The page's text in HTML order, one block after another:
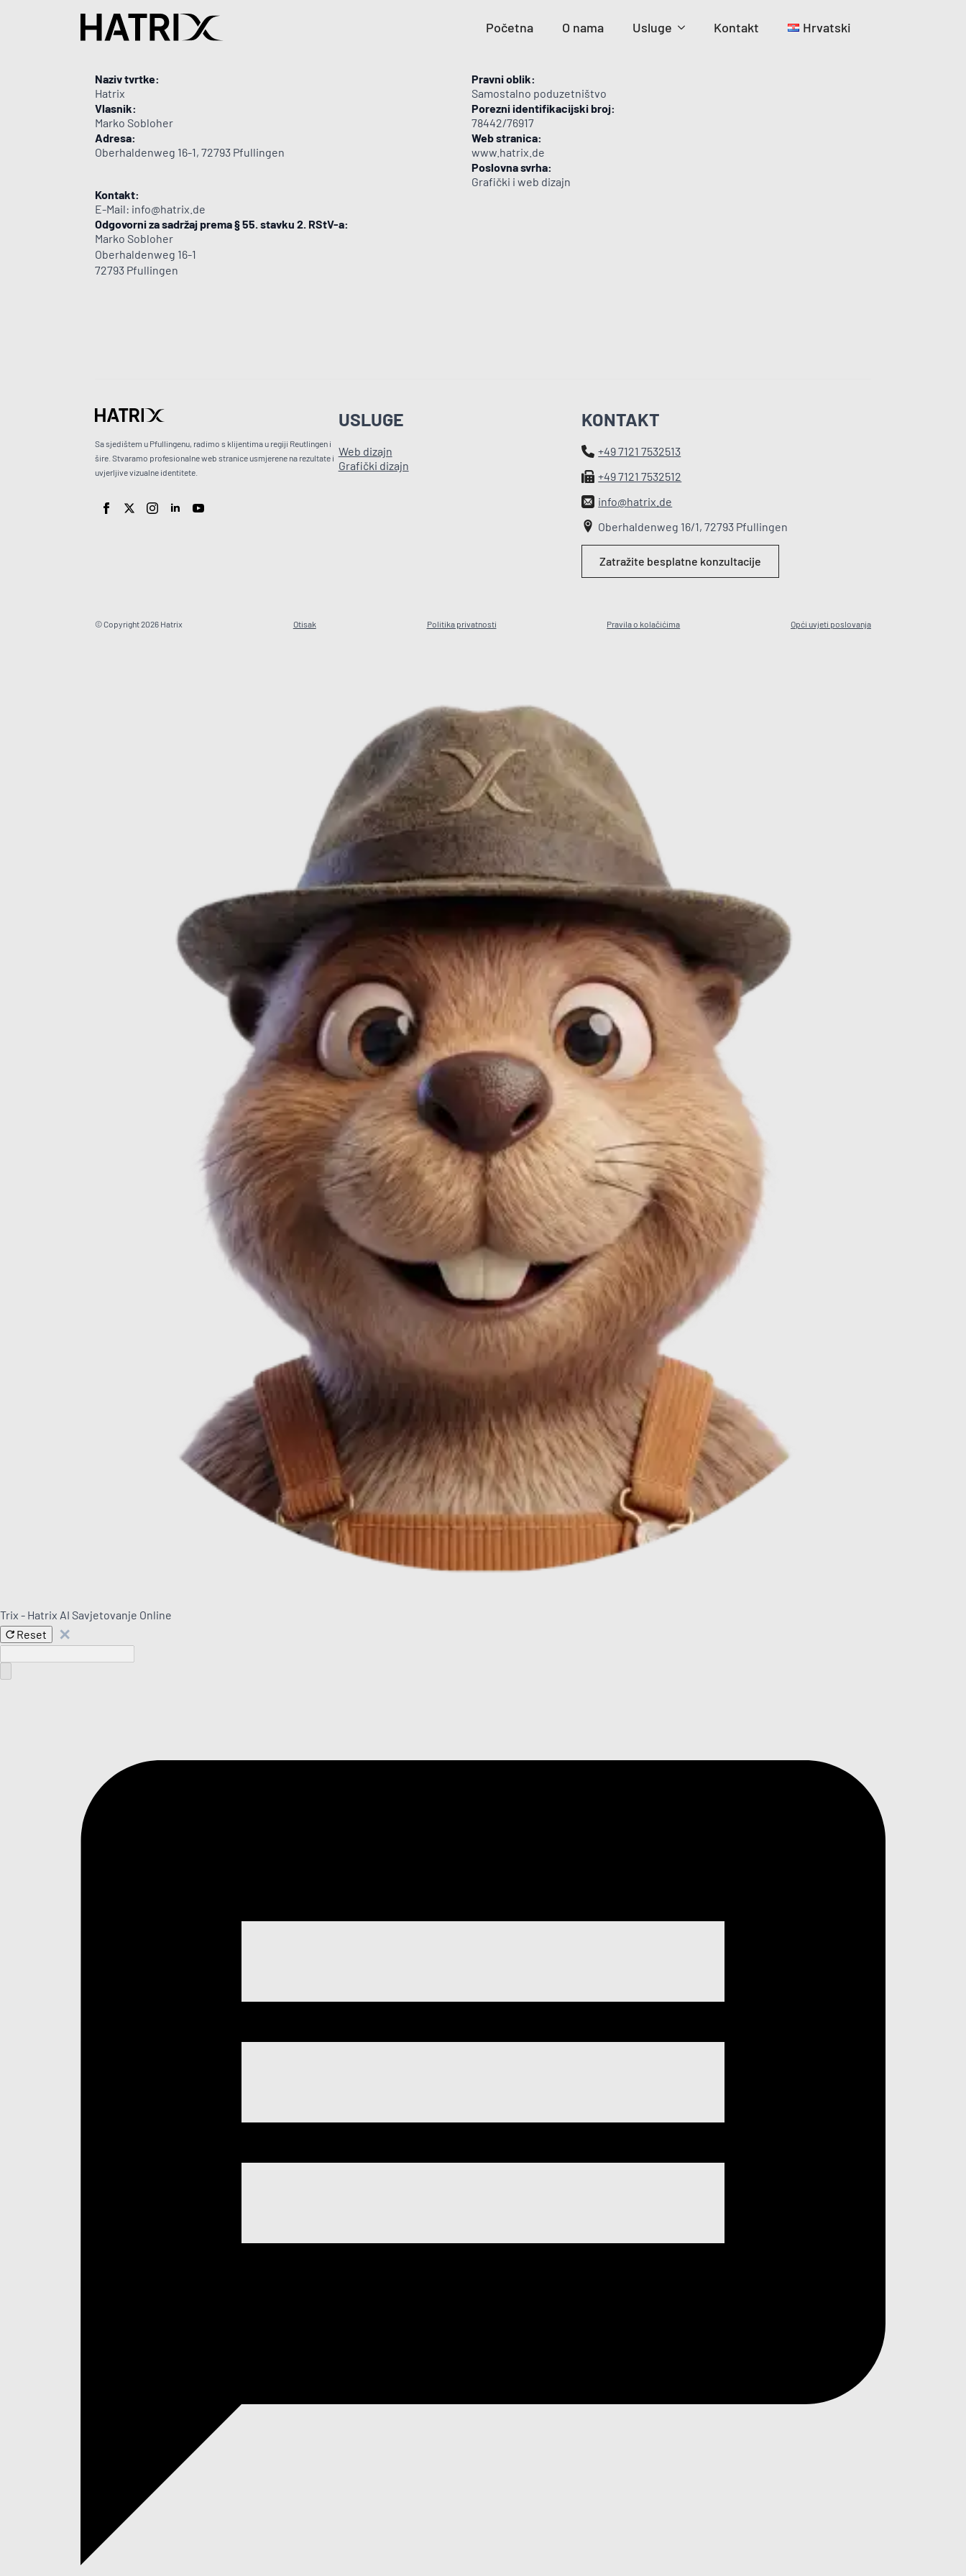
Početna O nama Usluge Kontakt Hrvatski
Naziv tvrtke:
Hatrix
Vlasnik:
Marko Sobloher
Adresa:
Oberhaldenweg 16-1, 72793 Pfullingen
Kontakt:
E-Mail: info@hatrix.de
Odgovorni za sadržaj prema § 55. stavku 2. RStV-a:
Pravni oblik:
Samostalno poduzetništvo
Porezni identifikacijski broj:
78442/76917
Web stranica:
www.hatrix.de
Poslovna svrha:
Grafički i web dizajn
Marko Sobloher
Oberhaldenweg 16-1
72793 Pfullingen
Sa sjedištem u Pfullingenu, radimo s klijentima u regiji Reutlingen i
šire. Stvaramo profesionalne web stranice usmjerene na rezultate i
uvjerljive vizualne identitete.
USLUGE
Web dizajn
Grafički dizajn
KONTAKT
+49 7121 7532513
+49 7121 7532512
info@hatrix.de
Oberhaldenweg 16/1, 72793 Pfullingen
Zatražite besplatne konzultacije
© Copyright 2026 Hatrix Otisak Politika privatnosti Pravila o kolačićima Opći uvjeti poslovanja
Trix - Hatrix AI Savjetovanje Online
Reset
✕